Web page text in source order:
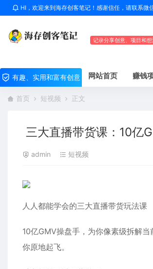
HI，欢迎来到海存创客笔记！感谢信任，请联系微
记录分享创意、项目和
有趣、实用和富有创意 网站首页 赚钱
首页 短视频 正文
三大直播带货课：10亿
admin 短视频
人人都能学会的三大直播带货玩法课
10亿GMV操盘手，为你像素级拆解
你原地起飞。